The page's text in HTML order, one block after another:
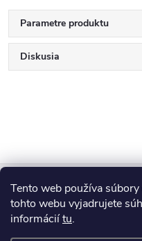
Tento web používa
tohto webu vyjadrujete
informáciítu.
Parametre produktu
Diskusia
Z
áBlog
Informácie pre vás